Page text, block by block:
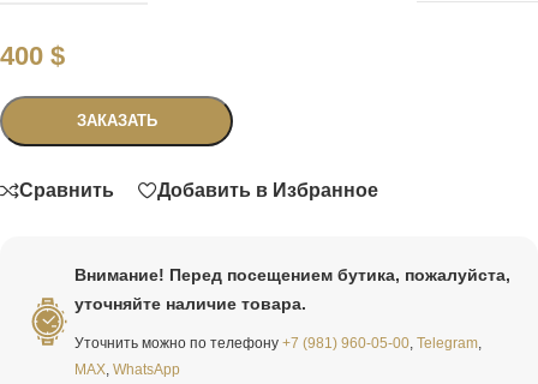
400 $
ЗАКАЗАТЬ
Сравнить Добавить в Избранное
Внимание! Перед посещением бутика, пожалуйста,
уточняйте наличие товара.
Уточнить можно по телефону +7 (981) 960-05-00 Telegram
MAX WhatsApp